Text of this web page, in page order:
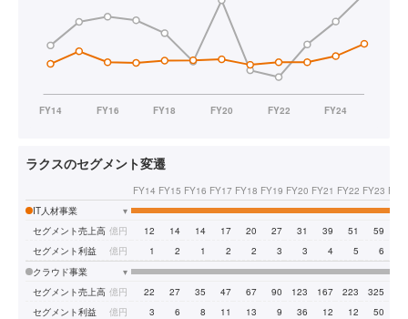
ラクスのセグメント変遷
FY14 FY15 FY16 FY17 FY18 FY19 FY20 FY21 FY22 FY23
IT人材事業
▾
セグメント売上高 億円 12 14 14 17 20 27 31 39 51 59
セグメント利益
億円 1 2 1 2 2 3 3 4 5 6
クラウド事業
▾
セグメント売上高 億円 22 27 35 47 67 90 123 167 223 325
セグメント利益
億円 3 6 8 11 13 9 36 12 12 50